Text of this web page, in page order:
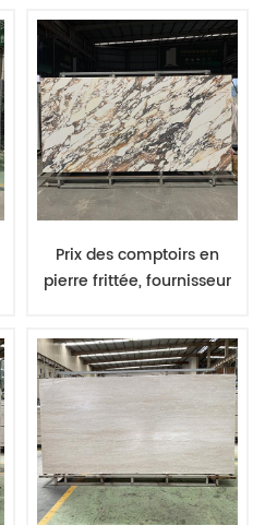
polie, idéale pour les
plateaux de meubles.
Prix des comptoirs en
pierre frittée, fournisseur
type de pierre de luxe,
surface sculptée,
porcelaine